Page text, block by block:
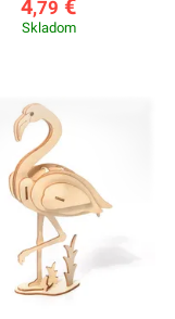
4,79 €
Skladom